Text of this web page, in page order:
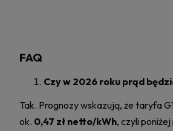
FAQ
Czy w 2026 roku prąd
Tak. Prognozy wskazują, że taryfa
ok. 0,47 zł netto/kWh, czyli